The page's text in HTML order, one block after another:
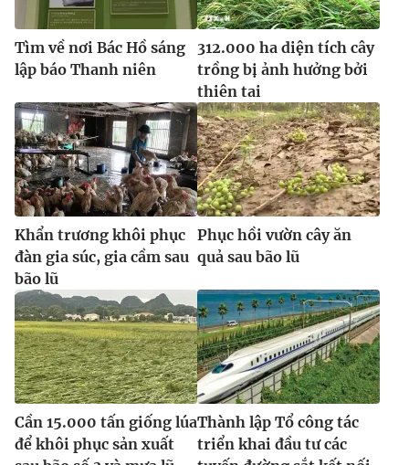
Ðiện thoại Thời báo VTV:024.66 897 897
toasoan@vtv.vn
Liên hệ quảng cáo: 024-7300.7108
® Cấm sao chép dưới mọi hình thức nếu không có sự chấp
thuận bằng văn bản. Ghi rõ nguồn VTV.vn khi phát hành lại
thông tin từ website này.
Tìm về nơi Bác Hồ sáng
lập báo Thanh niên
312.000 ha diện tích cây
trồng bị ảnh hưởng bởi
thiên tai
Khẩn trương khôi phục
đàn gia súc, gia cầm sau
bão lũ
Phục hồi vườn cây ăn
quả sau bão lũ
Cần 15.000 tấn giống lúa
để khôi phục sản xuất
Thành lập Tổ công tác
triển khai đầu tư các